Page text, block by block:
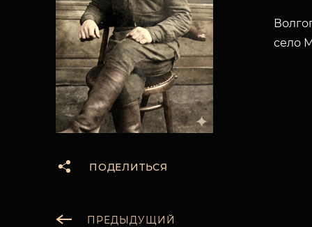
ПОДЕЛИТЬСЯ
село
ПРЕДЫДУЩИЙ